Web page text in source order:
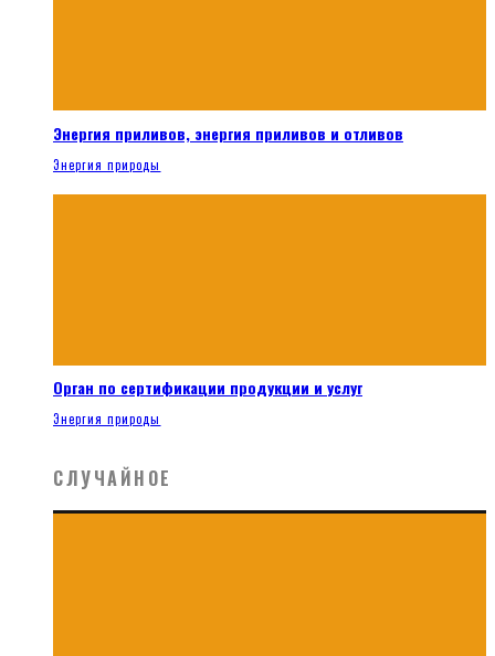
Энергия приливов, энергия приливов и отливов
Энергия природы
Орган по сертификации продукции и услуг
Энергия природы
СЛУЧАЙНОЕ